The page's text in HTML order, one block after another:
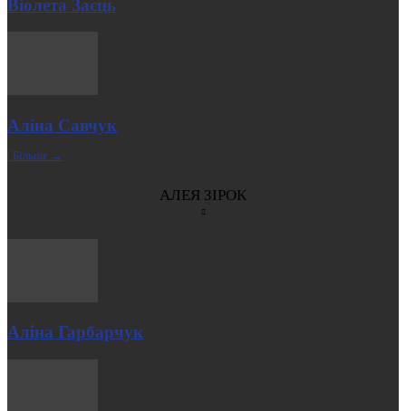
Віолета Заєць
Аліна Савчук
| Більше →
АЛЕЯ ЗІРОК
Аліна Гарбарчук